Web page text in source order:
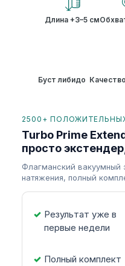
Длина +3–5 см
Буст либидо
2500+
Turbo Prime
просто
Флагманский вакуумный
натяжения, полный
Результат уже в
первые недели
Полный комплект